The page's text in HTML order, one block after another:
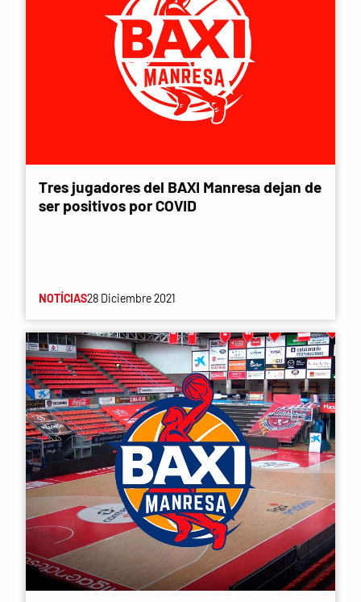
Tres jugadores del BAXI Manresa dejan de
ser positivos por COVID
NOTÍCIAS28 Diciembre 2021